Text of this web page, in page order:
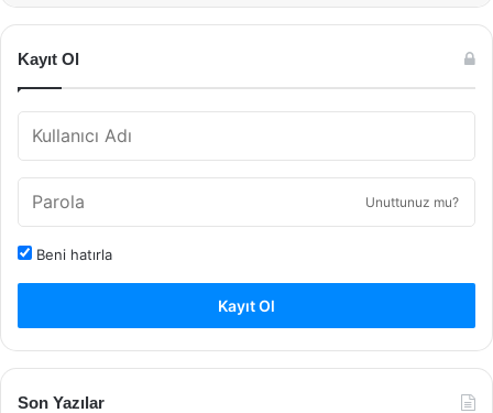
Kayıt Ol
Unuttunuz mu?
Beni hatırla
Kayıt Ol
Son Yazılar